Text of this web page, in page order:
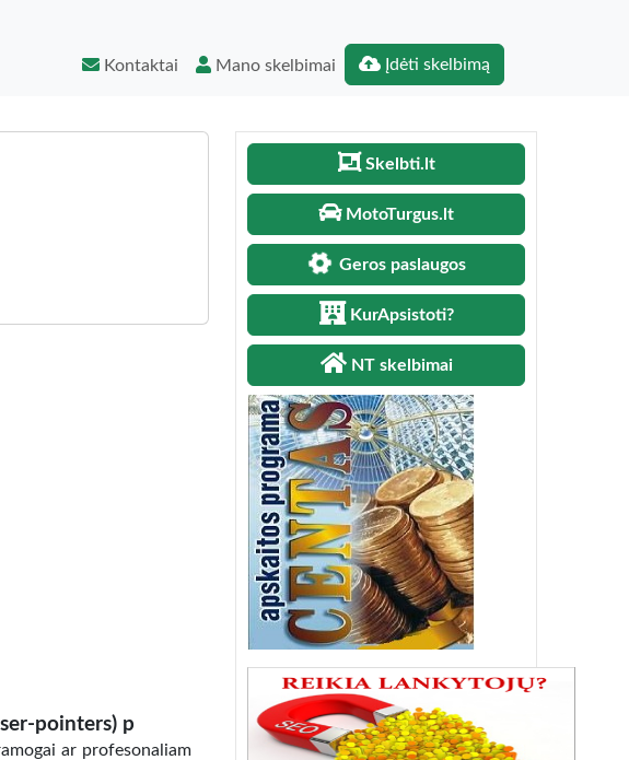
Kontaktai Mano skelbimai Įdėti skelbimą
pointers) p
ar profesonaliam
Skelbti.lt
MotoTurgus.lt
Geros paslaugos
KurApsistoti?
NT skelbimai